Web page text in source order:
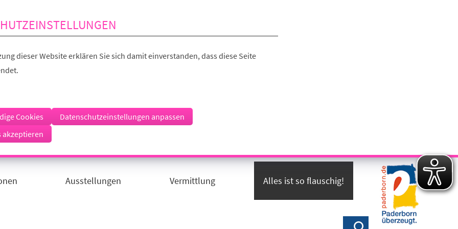
dieser Website erklären Sie sich damit einverstanden, dass diese Seite
Cookies
Datenschutzeinstellungen anpassen
akzeptieren
Ausstellungen Vermittlung Alles ist so flauschig!